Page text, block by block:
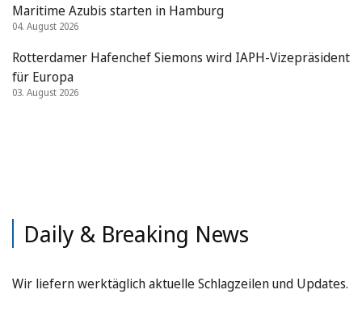
Maritime Azubis starten in Hamburg
04. August 2026
Rotterdamer Hafenchef Siemons wird IAPH-Vizepräsident
für Europa
03. August 2026
Daily & Breaking News
Wir liefern werktäglich aktuelle Schlagzeilen und Updates.